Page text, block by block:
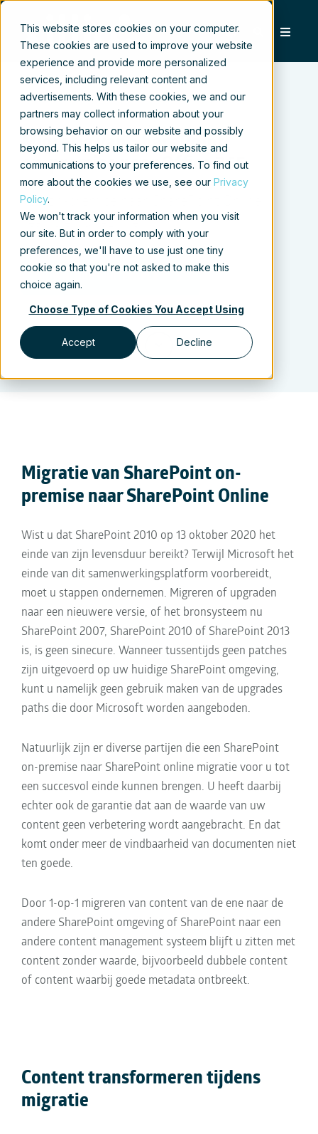
This website stores cookies on your computer.
These cookies are used to improve your website
experience and provide more personalized
services, including relevant content and
advertisements. With these cookies, we and our
partners may collect information about your
browsing behavior on our website and possibly
beyond. This helps us tailor our website and
communications to your preferences. To find out
more about the cookies we use, see our Privacy
Policy.
We won't track your information when you visit
our site. But in order to comply with your
preferences, we'll have to use just one tiny
cookie so that you're not asked to make this
choice again.
Choose Type of Cookies You Accept Using
Accept Decline
Migratie van SharePoint
on-premise naar Office 365
Van on-premise naar SharePoint Online,
Teams en OneDrive
Migratie van SharePoint on-
premise naar SharePoint Online
Wist u dat SharePoint 2010 op 13 oktober 2020 het
einde van zijn levensduur bereikt? Terwijl Microsoft het
einde van dit samenwerkingsplatform voorbereidt,
moet u stappen ondernemen. Migreren of upgraden
naar een nieuwere versie, of het bronsysteem nu
SharePoint 2007, SharePoint 2010 of SharePoint 2013
is, is geen sinecure. Wanneer tussentijds geen patches
zijn uitgevoerd op uw huidige SharePoint omgeving,
kunt u namelijk geen gebruik maken van de upgrades
paths die door Microsoft worden aangeboden.
Natuurlijk zijn er diverse partijen die een SharePoint
on-premise naar SharePoint online migratie voor u tot
een succesvol einde kunnen brengen. U heeft daarbij
echter ook de garantie dat aan de waarde van uw
content geen verbetering wordt aangebracht. En dat
komt onder meer de vindbaarheid van documenten niet
ten goede.
Door 1-op-1 migreren van content van de ene naar de
andere SharePoint omgeving of SharePoint naar een
andere content management systeem blijft u zitten met
content zonder waarde, bijvoorbeeld dubbele content
of content waarbij goede metadata ontbreekt.
Content transformeren tijdens
migratie